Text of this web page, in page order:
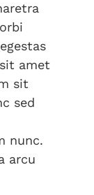
amet
sit
sed
nunc.
arcu